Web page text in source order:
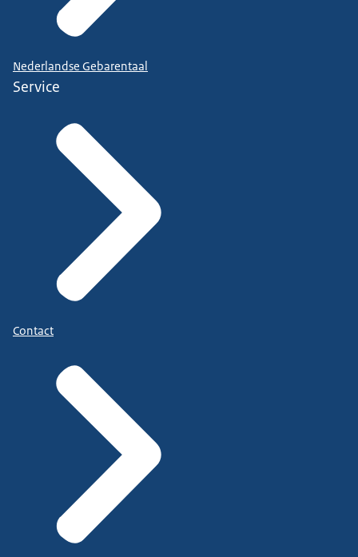
Nederlandse Gebarentaal
Service
Contact